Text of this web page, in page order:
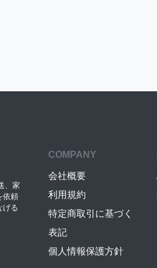
、家
依頼
げる
COMPANY
会社概要
利用規約
特定商取引に基づく
表記
個人情報保護方針